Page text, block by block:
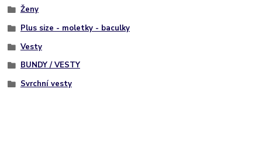
Ženy
Plus size - moletky - baculky
Vesty
BUNDY / VESTY
Svrchní vesty